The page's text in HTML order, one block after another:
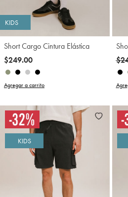
KIDS
Short Cargo Cintura Elástica
$249.00
Agregar a carrito
KIDS